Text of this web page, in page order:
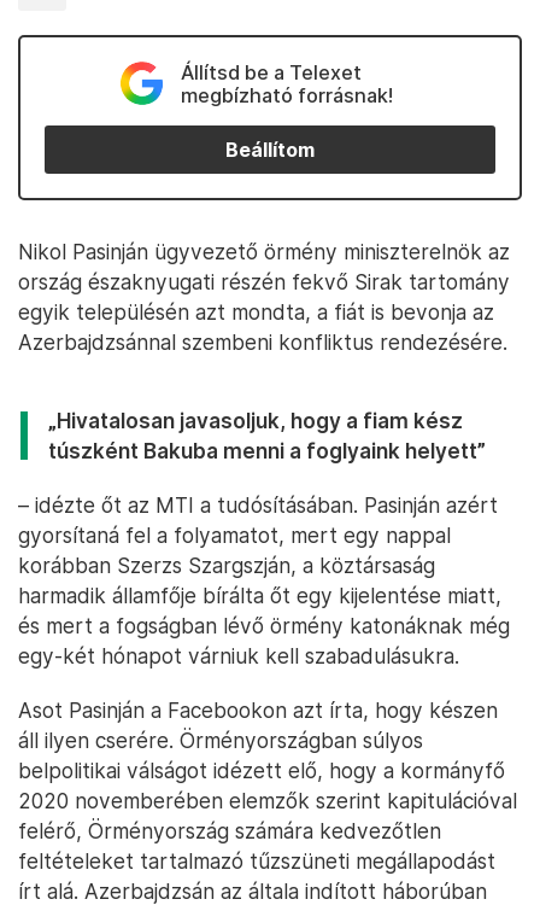
Állítsd be a Telexet
megbízható forrásnak!
Beállítom
Nikol Pasinján ügyvezető örmény miniszterelnök az
ország északnyugati részén fekvő Sirak tartomány
egyik településén azt mondta, a fiát is bevonja az
Azerbajdzsánnal szembeni konfliktus rendezésére.
„Hivatalosan javasoljuk, hogy a fiam kész
túszként Bakuba menni a foglyaink helyett”
– idézte őt az MTI a tudósításában. Pasinján azért
gyorsítaná fel a folyamatot, mert egy nappal
korábban Szerzs Szargszján, a köztársaság
harmadik államfője bírálta őt egy kijelentése miatt,
és mert a fogságban lévő örmény katonáknak még
egy-két hónapot várniuk kell szabadulásukra.
Asot Pasinján a Facebookon azt írta, hogy készen
áll ilyen cserére. Örményországban súlyos
belpolitikai válságot idézett elő, hogy a kormányfő
2020 novemberében elemzők szerint kapitulációval
felérő, Örményország számára kedvezőtlen
feltételeket tartalmazó tűzszüneti megállapodást
írt alá. Azerbajdzsán az általa indított háborúban